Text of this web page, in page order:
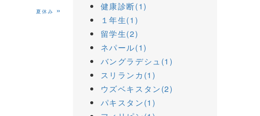
夏休み »
健康診断(1)
１年生(1)
留学生(2)
ネパール(1)
バングラデシュ(1)
スリランカ(1)
ウズベキスタン(2)
パキスタン(1)